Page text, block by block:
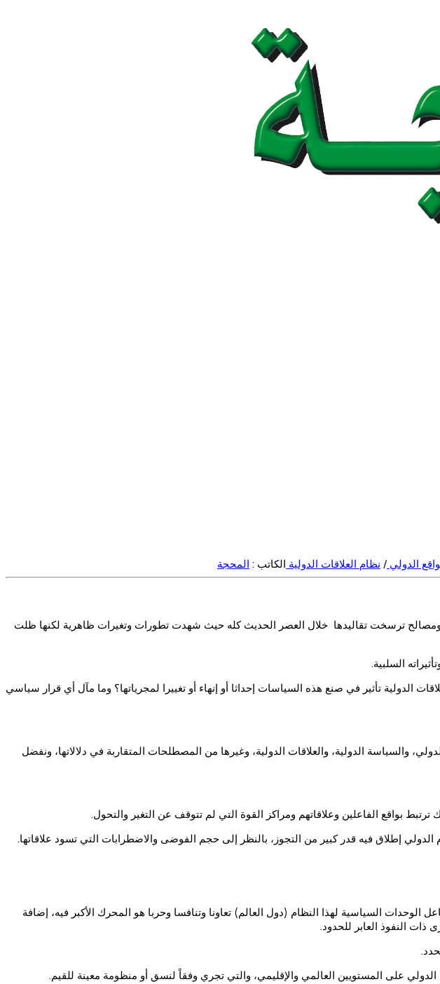
الدولي / نظام العلاقات الدولية الكاتب : المحجة
ومصالح ترسخت تقاليدها خلال العصر الحديث كله حيث شهدت تطورات وتغيرات ظاهرية لكنها ظلت
السلبية.
الدولية تأثير في صنع هذه السياسات إحداثا أو إنهاء أو تغييرا لمجرياتها؟ وما مآل أي قرار سياسي
والسياسة الدولية، والعلاقات الدولية، وغيرها من المصطلحات المتقاربة في دلالاتها، ونفضل
ترتبط بواقع الفاعلين وعلاقاتهم ومراكز القوة التي لم تتوقف عن التغير والتحول.
إطلاق فيه قدر كبير من التجوز، بالنظر إلى حجم الفوضى والاضطرابات التي تسود علاقاتها.
السياسية لهذا النظام (دول العالم) تعاونا وتنافسا وحربا هو المحرك الأكبر فيه، إضافة
ذات النفوذ العابر للحدود.
على المستويين العالمي والإقليمي، والتي تجري وفقاً لنسق أو منظومة معينة للقيم.